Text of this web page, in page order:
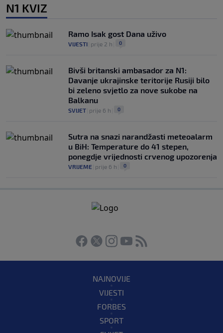
N1 KVIZ
Ramo Isak gost Dana uživo
VIJESTI prije 2 h 0
Bivši britanski ambasador za N1:
Davanje ukrajinske teritorije Rusiji bilo
bi zeleno svjetlo za nove sukobe na
Balkanu
SVIJET prije 6 h 0
Sutra na snazi narandžasti meteoalarm
u BiH: Temperature do 41 stepen,
ponegdje vrijednosti crvenog upozorenja
VRIJEME prije 6 h 0
NAJNOVIJE
VIJESTI
FORBES
SPORT